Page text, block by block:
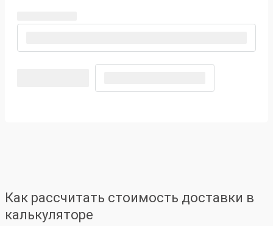
Как рассчитать стоимость доставки в
калькуляторе